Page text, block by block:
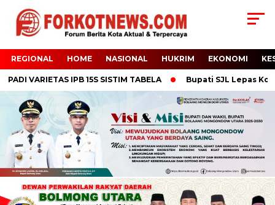
REGIONAL HOME NASIONAL HUKRIM EKONOMI
VARIETAS IPB 15S SISTIM TABELA Bupati SJL Lepas